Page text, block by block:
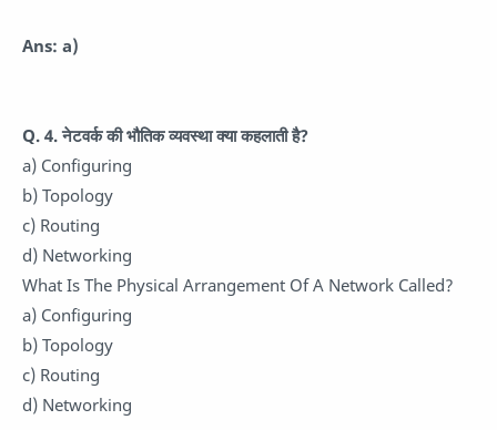
Ans: a)
Q. 4. नेटवर्क की भौतिक व्यवस्था क्या कहलाती है?
a) Configuring
b) Topology
c) Routing
d) Networking
What Is The Physical Arrangement Of A Network Called?
a) Configuring
b) Topology
c) Routing
d) Networking